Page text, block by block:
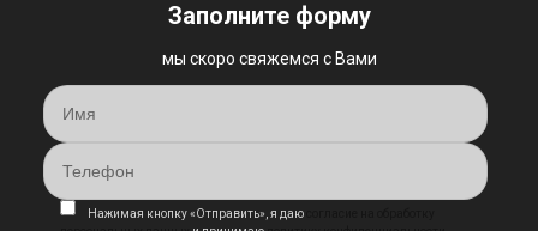
Заполните форму
мы скоро свяжемся с Вами
Нажимая кнопку «Отправить», я даю